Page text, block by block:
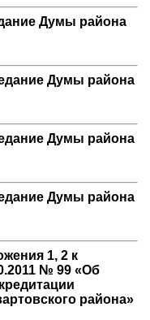
Думы района
Думы района
Думы района
Думы района
1, 2 к
№ 99 «Об
района»